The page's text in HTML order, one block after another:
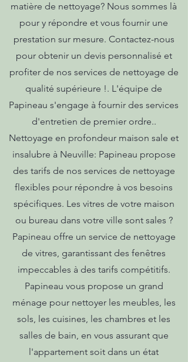
matière de nettoyage? Nous sommes là
pour y répondre et vous fournir une
prestation sur mesure. Contactez-nous
pour obtenir un devis personnalisé et
profiter de nos services de nettoyage de
qualité supérieure !. L'équipe de
Papineau s'engage à fournir des services
d'entretien de premier ordre..
Nettoyage en profondeur maison sale et
insalubre à Neuville: Papineau propose
des tarifs de nos services de nettoyage
flexibles pour répondre à vos besoins
spécifiques. Les vitres de votre maison
ou bureau dans votre ville sont sales ?
Papineau offre un service de nettoyage
de vitres, garantissant des fenêtres
impeccables à des tarifs compétitifs.
Papineau vous propose un grand
ménage pour nettoyer les meubles, les
sols, les cuisines, les chambres et les
salles de bain, en vous assurant que
l'appartement soit dans un état